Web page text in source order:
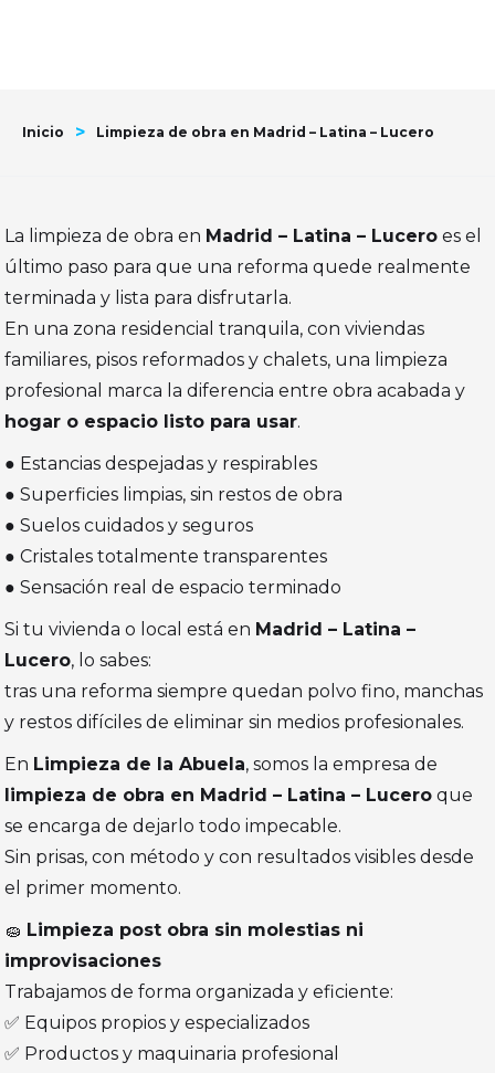
Inicio > Limpieza de obra en Madrid – Latina – Lucero
La limpieza de obra en Madrid – Latina – Lucero es el
último paso para que una reforma quede realmente
terminada y lista para disfrutarla.
En una zona residencial tranquila, con viviendas
familiares, pisos reformados y chalets, una limpieza
profesional marca la diferencia entre obra acabada y
hogar o espacio listo para usar.
● Estancias despejadas y respirables
● Superficies limpias, sin restos de obra
● Suelos cuidados y seguros
● Cristales totalmente transparentes
● Sensación real de espacio terminado
Si tu vivienda o local está en Madrid – Latina –
Lucero, lo sabes:
tras una reforma siempre quedan polvo fino, manchas
y restos difíciles de eliminar sin medios profesionales.
En Limpieza de la Abuela, somos la empresa de
limpieza de obra en Madrid – Latina – Lucero que
se encarga de dejarlo todo impecable.
Sin prisas, con método y con resultados visibles desde
el primer momento.
🧽 Limpieza post obra sin molestias ni
improvisaciones
Trabajamos de forma organizada y eficiente:
✅ Equipos propios y especializados
✅ Productos y maquinaria profesional